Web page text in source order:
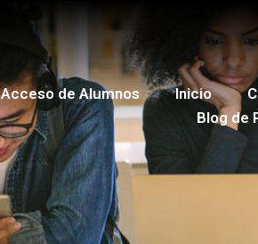
Acceso de Alumnos Inicio
Blog de